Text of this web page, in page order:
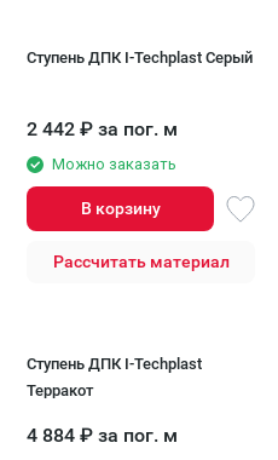
Ступень ДПК I-Techplast Серый
2 442 ₽ за пог. м
Можно заказать
В корзину
Рассчитать материал
Ступень ДПК I-Techplast
Терракот
4 884 ₽ за пог. м